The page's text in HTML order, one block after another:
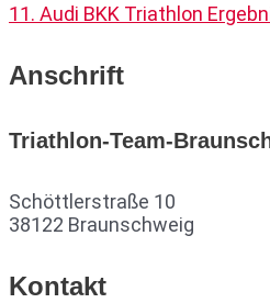
11. Audi BKK Triathlon
Anschrift
Triathlon-Team-
Schöttlerstraße 10
38122 Braunschweig
Kontakt